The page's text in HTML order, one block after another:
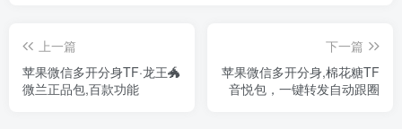
上一篇
苹果微信多开分身TF·龙王🐲
微兰正品包,百款功能
下一篇
苹果微信多开分身,棉花糖TF
音悦包，一键转发自动跟圈